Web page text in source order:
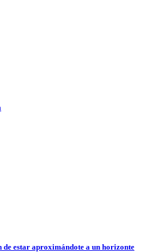
de estar aproximándote a un horizonte